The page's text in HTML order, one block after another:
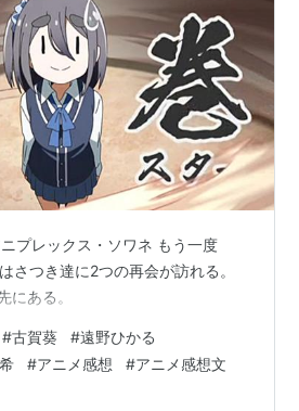
プレックス・ソワネ もう一度
さつき達に2つの再会が訪れる。
にある。
#古賀葵 #遠野ひかる
#アニメ感想 #アニメ感想文